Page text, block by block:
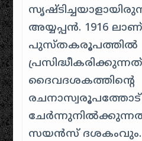
അയ്യപ്പൻ. 1916
പുസ്തകരൂപത്തിൽ
ദൈവദശകത്തിന്റെ
രചനാസ്വരൂപത്തോട്
സയൻസ് ദശകംവും.